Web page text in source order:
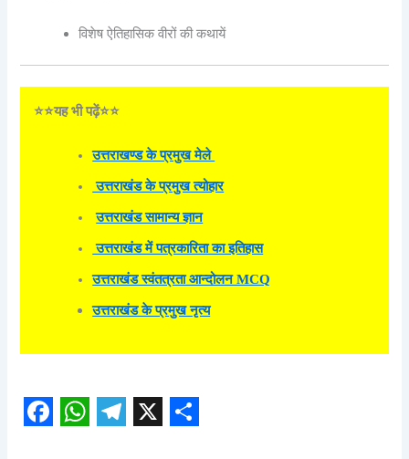
विशेष ऐतिहासिक वीरों की कथायें
⭐⭐यह भी पढ़ें⭐⭐
उत्तराखण्ड के प्रमुख मेले
उत्तराखंड के प्रमुख त्योहार
उत्तराखंड सामान्य ज्ञान
उत्तराखंड में पत्रकारिता का इतिहास
उत्तराखंड स्वंतत्रता आन्दोलन MCQ
उत्तराखंड के प्रमुख नृत्य